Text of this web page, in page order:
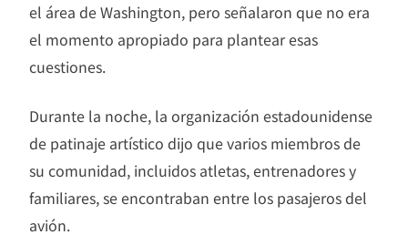
el área de Washington, pero señalaron que no era
el momento apropiado para plantear esas
cuestiones.
Durante la noche, la organización estadounidense
de patinaje artístico dijo que varios miembros de
su comunidad, incluidos atletas, entrenadores y
familiares, se encontraban entre los pasajeros del
avión.